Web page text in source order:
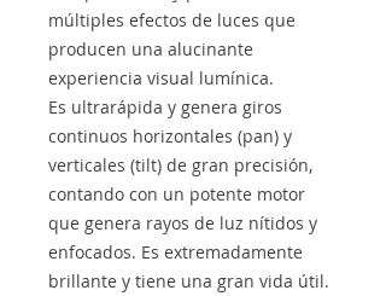
múltiples efectos de luces que
producen una alucinante
experiencia visual lumínica.
Es ultrarápida y genera giros
continuos horizontales (pan) y
verticales (tilt) de gran precisión,
contando con un potente motor
que genera rayos de luz nítidos y
enfocados. Es extremadamente
brillante y tiene una gran vida útil.